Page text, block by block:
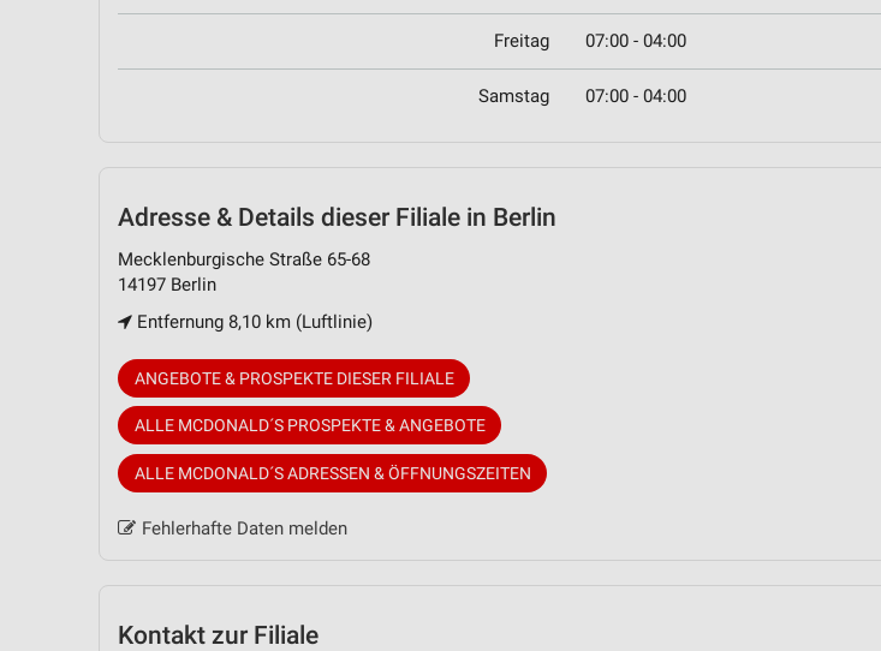
Freitag 07:00 - 04:00
Samstag 07:00 - 04:00
Adresse & Details dieser Filiale in Berlin
Mecklenburgische Straße 65-68
14197 Berlin
Entfernung 8,10 km (Luftlinie)
ANGEBOTE & PROSPEKTE DIESER FILIALE
ALLE MCDONALD´S PROSPEKTE & ANGEBOTE
ALLE MCDONALD´S ADRESSEN & ÖFFNUNGSZEITEN
Fehlerhafte Daten melden
Kontakt zur Filiale